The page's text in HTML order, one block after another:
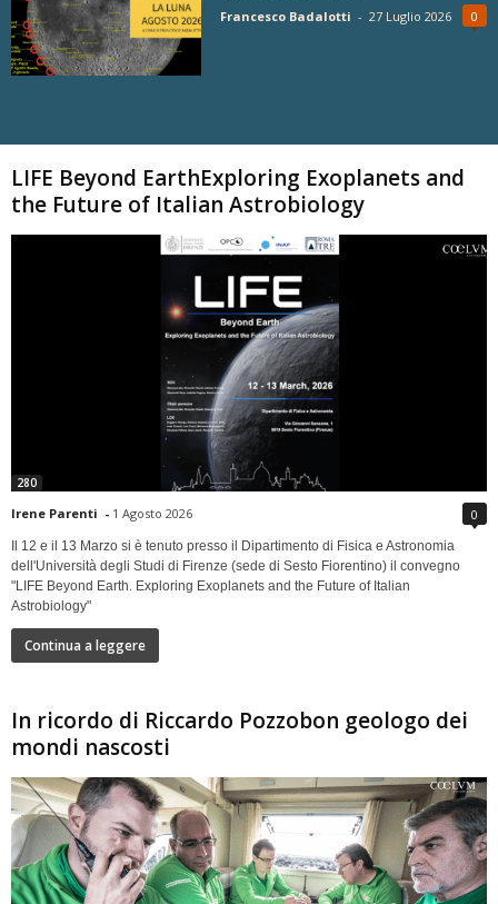
Francesco Badalotti - 27 Luglio 2026 0
LIFE Beyond EarthExploring Exoplanets and
the Future of Italian Astrobiology
280
Irene Parenti - 1 Agosto 2026 0
Il 12 e il 13 Marzo si è tenuto presso il Dipartimento di Fisica e Astronomia
dell'Università degli Studi di Firenze (sede di Sesto Fiorentino) il convegno
"LIFE Beyond Earth. Exploring Exoplanets and the Future of Italian
Astrobiology"
Continua a leggere
In ricordo di Riccardo Pozzobon geologo dei
mondi nascosti